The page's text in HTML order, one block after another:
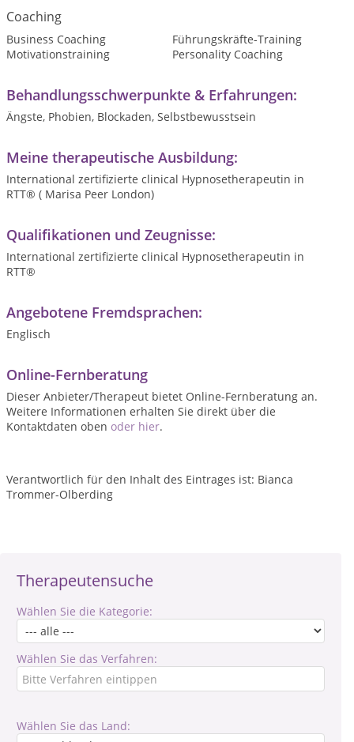
Therapeutensuche
Wählen Sie die Kategorie:
Wählen Sie das Verfahren:
Wählen Sie das Land:
Coaching
Business Coaching
Führungskräfte-Training
Motivationstraining
Personality Coaching
Behandlungsschwerpunkte & Erfahrungen:
Ängste, Phobien, Blockaden, Selbstbewusstsein
Meine therapeutische Ausbildung:
International zertifizierte clinical Hypnosetherapeutin in
RTT® ( Marisa Peer London)
Qualifikationen und Zeugnisse:
International zertifizierte clinical Hypnosetherapeutin in
RTT®
Angebotene Fremdsprachen:
Englisch
Online-Fernberatung
Dieser Anbieter/Therapeut bietet Online-Fernberatung an.
Weitere Informationen erhalten Sie direkt über die
Kontaktdaten oben oder hier.
Verantwortlich für den Inhalt des Eintrages ist: Bianca
Trommer-Olberding